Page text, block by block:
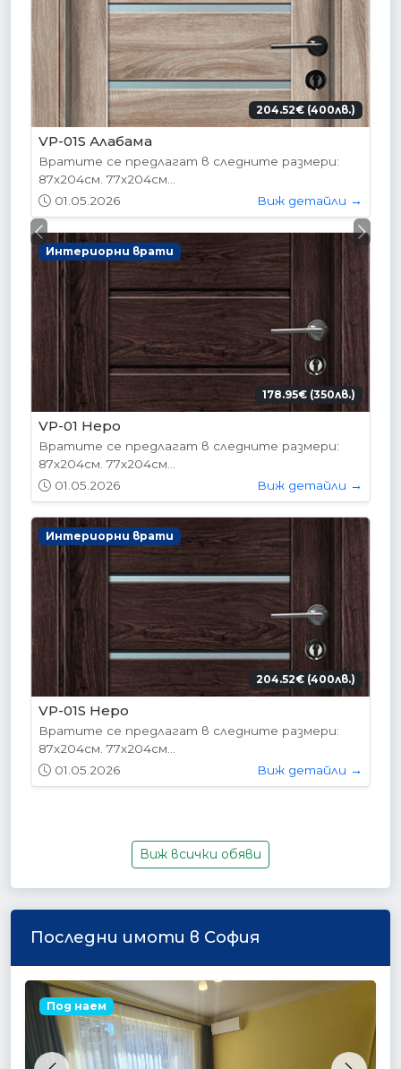
204.52€ (400лв.)
VP-01S Алабама
Вратите се предлагат в следните размери:
87х204см. 77х204см...
01.05.2026
Виж детайли →
Интериорни врати
178.95€ (350лв.)
VP-01 Hepo
Вратите се предлагат в следните размери:
87х204см. 77х204см...
01.05.2026
Виж детайли →
Интериорни врати
204.52€ (400лв.)
VP-01S Hepo
Вратите се предлагат в следните размери:
87х204см. 77х204см...
01.05.2026
Виж детайли →
Previous Next
Виж всички обяви
Последни имоти в София
Под наем